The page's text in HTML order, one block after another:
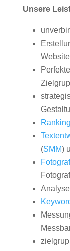
Unsere
(SMM)